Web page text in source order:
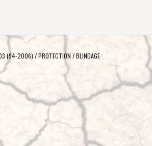
pour
sélectionner
résultat
Entrée
(94-2006) /PROTECTION / BLINDAGE